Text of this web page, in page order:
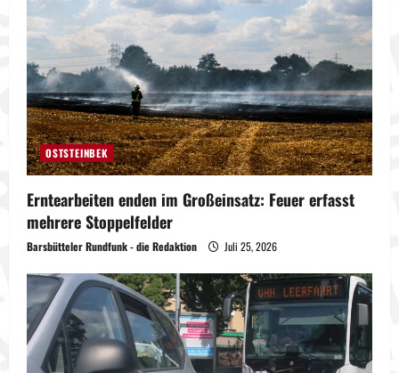
OSTSTEINBEK
Erntearbeiten enden im Großeinsatz: Feuer erfasst
mehrere Stoppelfelder
Barsbütteler Rundfunk - die Redaktion Juli 25, 2026